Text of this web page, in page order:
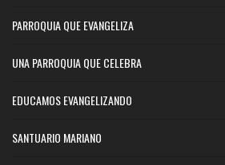
PARROQUIA QUE EVANGELIZA
UNA PARROQUIA QUE CELEBRA
EDUCAMOS EVANGELIZANDO
SANTUARIO MARIANO